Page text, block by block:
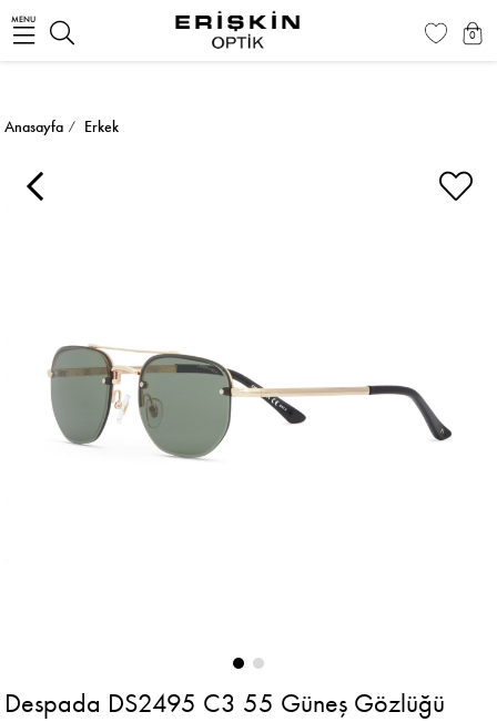
MENU
0
Anasayfa Erkek
Despada DS2495 C3 55 Güneş Gözlüğü